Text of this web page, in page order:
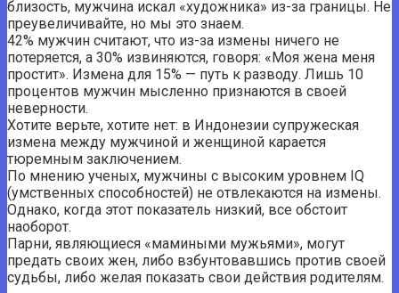
близость, мужчина искал «художника» из-за границы. Не
преувеличивайте, но мы это знаем.
42% мужчин считают, что из-за измены ничего не
потеряется, а 30% извиняются, говоря: «Моя жена меня
простит». Измена для 15% — путь к разводу. Лишь 10
процентов мужчин мысленно признаются в своей
неверности.
Хотите верьте, хотите нет: в Индонезии супружеская
измена между мужчиной и женщиной карается
тюремным заключением.
По мнению ученых, мужчины с высоким уровнем IQ
(умственных способностей) не отвлекаются на измены.
Однако, когда этот показатель низкий, все обстоит
наоборот.
Парни, являющиеся «мамиными мужьями», могут
предать своих жен, либо взбунтовавшись против своей
судьбы, либо желая показать свои действия родителям.